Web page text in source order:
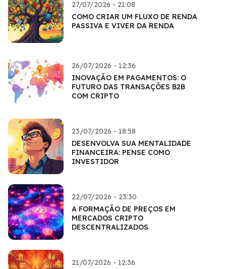
27/07/2026 - 21:08
COMO CRIAR UM FLUXO DE RENDA
PASSIVA E VIVER DA RENDA
26/07/2026 - 12:36
INOVAÇÃO EM PAGAMENTOS: O
FUTURO DAS TRANSAÇÕES B2B
COM CRIPTO
23/07/2026 - 18:58
DESENVOLVA SUA MENTALIDADE
FINANCEIRA: PENSE COMO
INVESTIDOR
22/07/2026 - 23:30
A FORMAÇÃO DE PREÇOS EM
MERCADOS CRIPTO
DESCENTRALIZADOS
21/07/2026 - 12:36